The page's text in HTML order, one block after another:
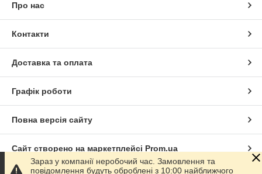
Про нас
Контакти
Доставка та оплата
Графік роботи
Повна версія сайту
Сайт створено на маркетплейсі Prom.ua
Зараз у компанії неробочий час. Замовлення та
повідомлення будуть оброблені з 10:00 найближчого